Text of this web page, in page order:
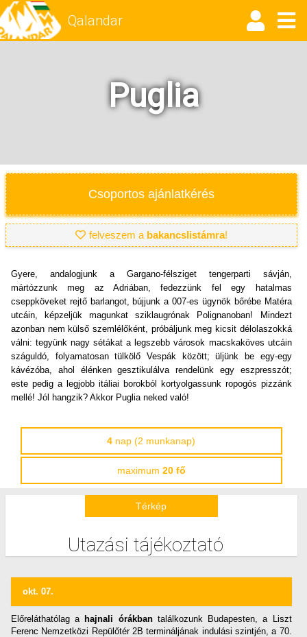
Qalandar
Puglia
Csoportos ajánlatkérés
felveszem a bakancslistámra!
Gyere, andalogjunk a Gargano-félsziget tengerparti sávján,
mártózzunk meg az Adriában, fedezzünk fel egy hatalmas
cseppköveket rejtő barlangot, bújjunk a 007-es ügynök bőrébe Matéra
utcáin, képzeljük magunkat sziklaugrónak Polignanoban! Mindezt
azonban nem külső szemlélőként, próbáljunk meg kicsit délolaszokká
válni: tegyünk nagy sétákat a legszebb városok macskaköves utcáin
száguldó, folyamatosan tülkölő Vespák között; üljünk be egy-egy
kávézóba, ahol élénken gesztikulálva rendelünk egy eszpresszót;
este pedig a legjobb itáliai borokból kortyolgassunk ropogós pizzánk
mellé! Jól hangzik? Akkor Puglia neked való!
4 nap (2 munkanap)
maximum 20 fő
Térkép
Utazási tájékoztató
okt. 07.
Előreláthatólag a hajnali órákbantalálkozunk Budapesten, a Liszt
Ferenc Nemzetközi Repülőtér 2B termináljának indulási szintjén, a 70.